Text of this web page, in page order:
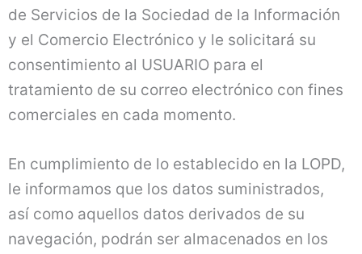
de Servicios de la Sociedad de la Información
y el Comercio Electrónico y le solicitará su
consentimiento al USUARIO para el
tratamiento de su correo electrónico con fines
comerciales en cada momento.
En cumplimiento de lo establecido en la LOPD,
le informamos que los datos suministrados,
así como aquellos datos derivados de su
navegación, podrán ser almacenados en los